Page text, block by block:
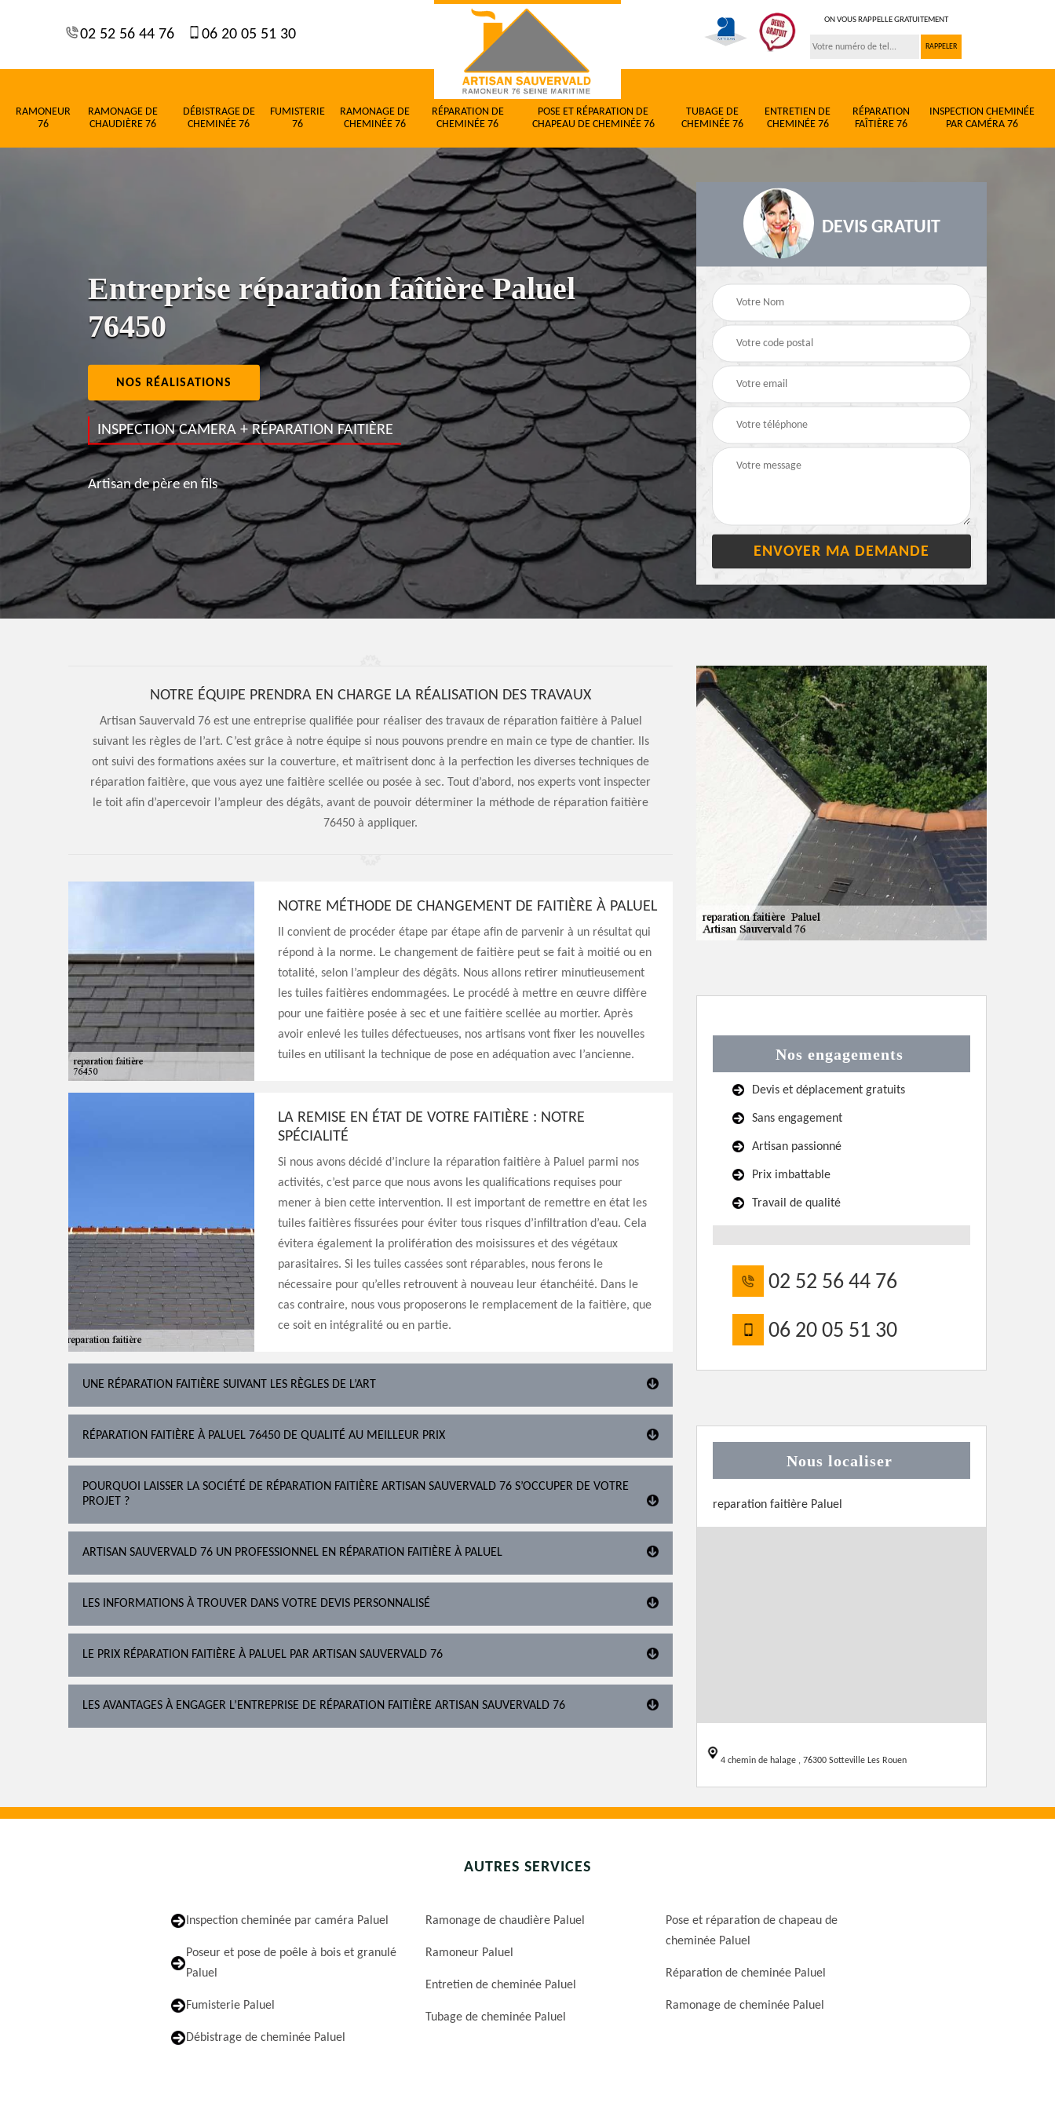
02 52 56 44 76 06 20 05 51 30
ON VOUS RAPPELLE GRATUITEMENT
RAMONEUR
76
RAMONAGE DE
CHAUDIÈRE 76
DÉBISTRAGE DE
CHEMINÉE 76
FUMISTERIE
76
RAMONAGE DE
CHEMINÉE 76
RÉPARATION DE
CHEMINÉE 76
POSE ET RÉPARATION DE
CHAPEAU DE CHEMINÉE 76
TUBAGE DE
CHEMINÉE 76
ENTRETIEN DE
CHEMINÉE 76
RÉPARATION
FAÎTIÈRE 76
INSPECTION CHEMINÉE
PAR CAMÉRA 76
Entreprise réparation faîtière Paluel
76450
NOS RÉALISATIONS
INSPECTION CAMERA + RÉPARATION FAITIÈRE
Artisan de père en fils
DEVIS GRATUIT
NOTRE ÉQUIPE PRENDRA EN CHARGE LA RÉALISATION DES TRAVAUX
Artisan Sauvervald 76 est une entreprise qualifiée pour réaliser des travaux de réparation faitière à Paluel
suivant les règles de l’art. C’est grâce à notre équipe si nous pouvons prendre en main ce type de chantier. Ils
ont suivi des formations axées sur la couverture, et maîtrisent donc à la perfection les diverses techniques de
réparation faitière, que vous ayez une faitière scellée ou posée à sec. Tout d’abord, nos experts vont inspecter
le toit afin d’apercevoir l’ampleur des dégâts, avant de pouvoir déterminer la méthode de réparation faitière
76450 à appliquer.
NOTRE MÉTHODE DE CHANGEMENT DE FAITIÈRE À PALUEL
Il convient de procéder étape par étape afin de parvenir à un résultat qui
répond à la norme. Le changement de faitière peut se fait à moitié ou en
totalité, selon l’ampleur des dégâts. Nous allons retirer minutieusement
les tuiles faitières endommagées. Le procédé à mettre en œuvre diffère
pour une faitière posée à sec et une faitière scellée au mortier. Après
avoir enlevé les tuiles défectueuses, nos artisans vont fixer les nouvelles
tuiles en utilisant la technique de pose en adéquation avec l’ancienne.
LA REMISE EN ÉTAT DE VOTRE FAITIÈRE : NOTRE
SPÉCIALITÉ
Si nous avons décidé d’inclure la réparation faitière à Paluel parmi nos
activités, c’est parce que nous avons les qualifications requises pour
mener à bien cette intervention. Il est important de remettre en état les
tuiles faitières fissurées pour éviter tous risques d’infiltration d’eau. Cela
évitera également la prolifération des moisissures et des végétaux
parasitaires. Si les tuiles cassées sont réparables, nous ferons le
nécessaire pour qu’elles retrouvent à nouveau leur étanchéité. Dans le
cas contraire, nous vous proposerons le remplacement de la faitière, que
ce soit en intégralité ou en partie.
UNE RÉPARATION FAITIÈRE SUIVANT LES RÈGLES DE L’ART
RÉPARATION FAITIÈRE À PALUEL 76450 DE QUALITÉ AU MEILLEUR PRIX
POURQUOI LAISSER LA SOCIÉTÉ DE RÉPARATION FAITIÈRE ARTISAN SAUVERVALD 76 S’OCCUPER DE VOTRE
PROJET ?
ARTISAN SAUVERVALD 76 UN PROFESSIONNEL EN RÉPARATION FAITIÈRE À PALUEL
LES INFORMATIONS À TROUVER DANS VOTRE DEVIS PERSONNALISÉ
LE PRIX RÉPARATION FAITIÈRE À PALUEL PAR ARTISAN SAUVERVALD 76
LES AVANTAGES À ENGAGER L’ENTREPRISE DE RÉPARATION FAITIÈRE ARTISAN SAUVERVALD 76
Nos engagements
Devis et déplacement gratuits
Sans engagement
Artisan passionné
Prix imbattable
Travail de qualité
02 52 56 44 76
06 20 05 51 30
Nous localiser
reparation faitière Paluel
4 chemin de halage , 76300 Sotteville Les Rouen
AUTRES SERVICES
Inspection cheminée par caméra Paluel
Poseur et pose de poêle à bois et granulé
Paluel
Fumisterie Paluel
Débistrage de cheminée Paluel
Ramonage de chaudière Paluel
Ramoneur Paluel
Entretien de cheminée Paluel
Tubage de cheminée Paluel
Pose et réparation de chapeau de
cheminée Paluel
Réparation de cheminée Paluel
Ramonage de cheminée Paluel